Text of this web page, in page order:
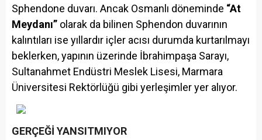
Sphendone duvarı. Ancak Osmanlı döneminde “At
Meydanı” olarak da bilinen Sphendon duvarının
kalıntıları ise yıllardır içler acısı durumda kurtarılmayı
beklerken, yapının üzerinde İbrahimpaşa Sarayı,
Sultanahmet Endüstri Meslek Lisesi, Marmara
Üniversitesi Rektörlüğü gibi yerleşimler yer alıyor.
GERÇEĞİ YANSITMIYOR